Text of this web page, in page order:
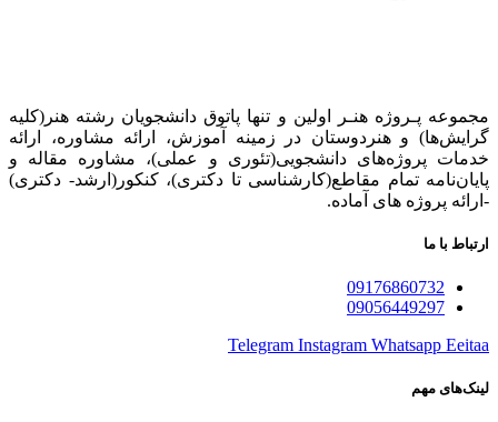
مجموعه پـروژه‌ هنـر اولین و تنها پاتوق دانشجویان رشته هنر(کلیه
گرایش‌ها) و هنردوستان در زمینه آموزش، ارائه‌ مشاوره‌، ارائه
خدمات پروژه‌های‌ دانشجویی(تئوری و عملی)، مشاوره مقاله و
پایان‌نامه تمام مقاطع(کارشناسی تا دکتری)، کنکور(ارشد- دکتری)
-ارائه پروژه های آماده.
ارتباط با ما
09176860732
09056449297
Telegram Instagram Whatsapp Eeitaa
لینک‌های مهم